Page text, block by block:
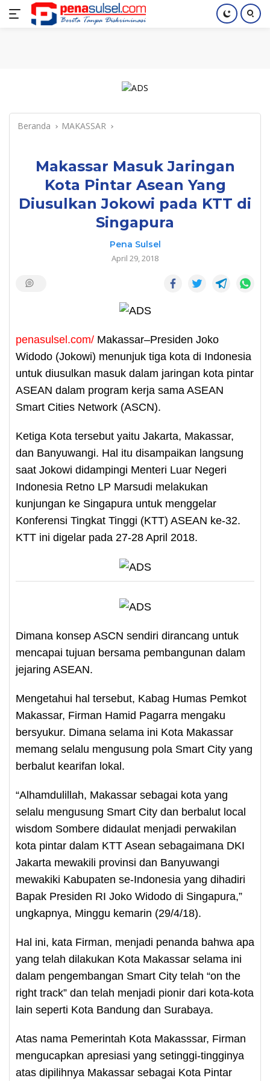
Langsung
Home Nasional Pendidikan Index
Beranda MAKASSAR
Makassar Masuk Jaringan
Kota Pintar Asean Yang
Diusulkan Jokowi pada KTT di
Singapura
Pena Sulsel
April 29, 2018
penasulsel.com/ Makassar–Presiden Joko
Widodo (Jokowi) menunjuk tiga kota di Indonesia
untuk diusulkan masuk dalam jaringan kota pintar
ASEAN dalam program kerja sama ASEAN
Smart Cities Network (ASCN).
Ketiga Kota tersebut yaitu Jakarta, Makassar,
dan Banyuwangi. Hal itu disampaikan langsung
saat Jokowi didampingi Menteri Luar Negeri
Indonesia Retno LP Marsudi melakukan
kunjungan ke Singapura untuk menggelar
Konferensi Tingkat Tinggi (KTT) ASEAN ke-32.
KTT ini digelar pada 27-28 April 2018.
Dimana konsep ASCN sendiri dirancang untuk
mencapai tujuan bersama pembangunan dalam
jejaring ASEAN.
Mengetahui hal tersebut, Kabag Humas Pemkot
Makassar, Firman Hamid Pagarra mengaku
bersyukur. Dimana selama ini Kota Makassar
memang selalu mengusung pola Smart City yang
berbalut kearifan lokal.
“Alhamdulillah, Makassar sebagai kota yang
selalu mengusung Smart City dan berbalut local
wisdom Sombere didaulat menjadi perwakilan
kota pintar dalam KTT Asean sebagaimana DKI
Jakarta mewakili provinsi dan Banyuwangi
mewakiki Kabupaten se-Indonesia yang dihadiri
Bapak Presiden RI Joko Widodo di Singapura,”
ungkapnya, Minggu kemarin (29/4/18).
Hal ini, kata Firman, menjadi penanda bahwa apa
yang telah dilakukan Kota Makassar selama ini
dalam pengembangan Smart City telah “on the
right track” dan telah menjadi pionir dari kota-kota
lain seperti Kota Bandung dan Surabaya.
Atas nama Pemerintah Kota Makasssar, Firman
mengucapkan apresiasi yang setinggi-tingginya
atas dipilihnya Makassar sebagai Kota Pintar